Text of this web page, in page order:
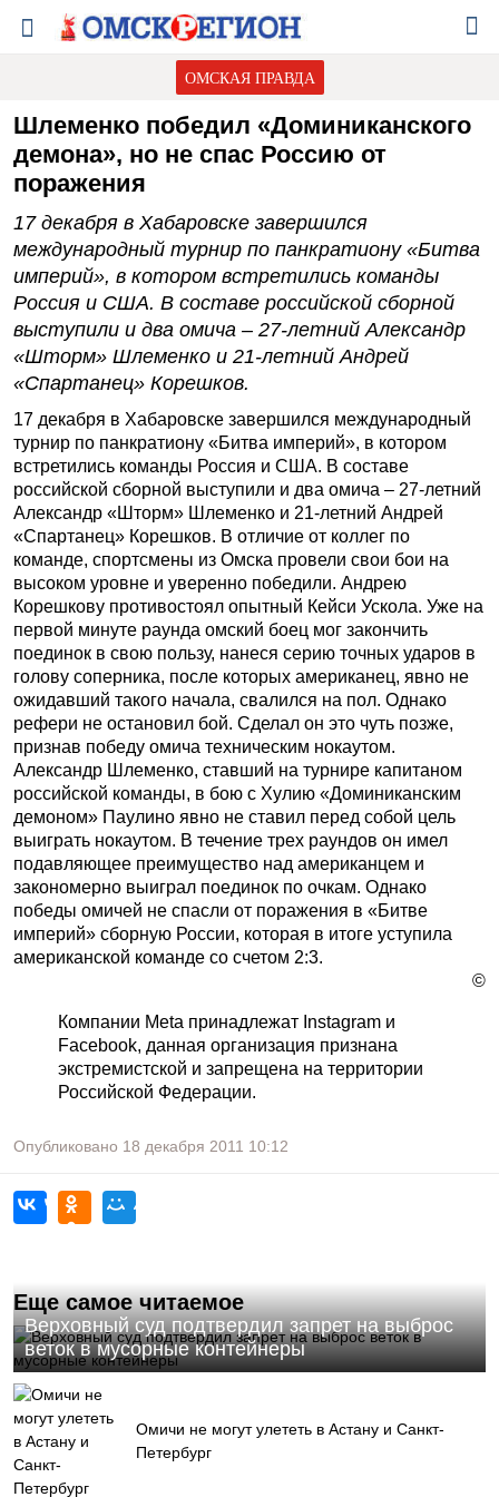
ОМСКАЯ ПРАВДА
Шлеменко победил «Доминиканского
демона», но не спас Россию от
поражения
17 декабря в Хабаровске завершился
международный турнир по панкратиону «Битва
империй», в котором встретились команды
Россия и США. В составе российской сборной
выступили и два омича – 27-летний Александр
«Шторм» Шлеменко и 21-летний Андрей
«Спартанец» Корешков.
17 декабря в Хабаровске завершился международный
турнир по панкратиону «Битва империй», в котором
встретились команды Россия и США. В составе
российской сборной выступили и два омича – 27-летний
Александр «Шторм» Шлеменко и 21-летний Андрей
«Спартанец» Корешков. В отличие от коллег по
команде, спортсмены из Омска провели свои бои на
высоком уровне и уверенно победили. Андрею
Корешкову противостоял опытный Кейси Ускола. Уже на
первой минуте раунда омский боец мог закончить
поединок в свою пользу, нанеся серию точных ударов в
голову соперника, после которых американец, явно не
ожидавший такого начала, свалился на пол. Однако
рефери не остановил бой. Сделал он это чуть позже,
признав победу омича техническим нокаутом.
Александр Шлеменко, ставший на турнире капитаном
российской команды, в бою с Хулию «Доминиканским
демоном» Паулино явно не ставил перед собой цель
выиграть нокаутом. В течение трех раундов он имел
подавляющее преимущество над американцем и
закономерно выиграл поединок по очкам. Однако
победы омичей не спасли от поражения в «Битве
империй» сборную России, которая в итоге уступила
американской команде со счетом 2:3.
©
Компании Meta принадлежат Instagram и
Facebook, данная организация признана
экстремистской и запрещена на территории
Российской Федерации.
Опубликовано 18 декабря 2011 10:12
Еще самое читаемое
Верховный суд подтвердил запрет на выброс
веток в мусорные контейнеры
Омичи не могут улететь в Астану и Санкт-
Петербург